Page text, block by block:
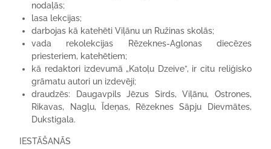
nodaļās;
lasa lekcijas;
darbojas kā katehēti Viļānu un Ružinas skolās;
vada rekolekcijas Rēzeknes-Aglonas diecēzes
priesteriem, katehētiem;
kā redaktori izdevumā „Katoļu Dzeive”, ir citu reliģisko
grāmatu autori un izdevēji;
draudzēs: Daugavpils Jēzus Sirds, Viļānu, Ostrones,
Rikavas, Nagļu, Īdeņas, Rēzeknes Sāpju Dievmātes,
Dukstigala.
IESTĀŠANĀS